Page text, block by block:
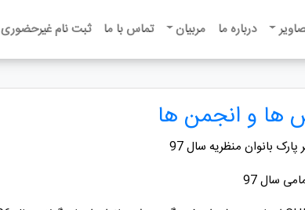
درباره ما مربیان تماس با ما ثبت نام غیرحضوری
ها و انجمن ها
بانوان منظریه سال 97
سال 97